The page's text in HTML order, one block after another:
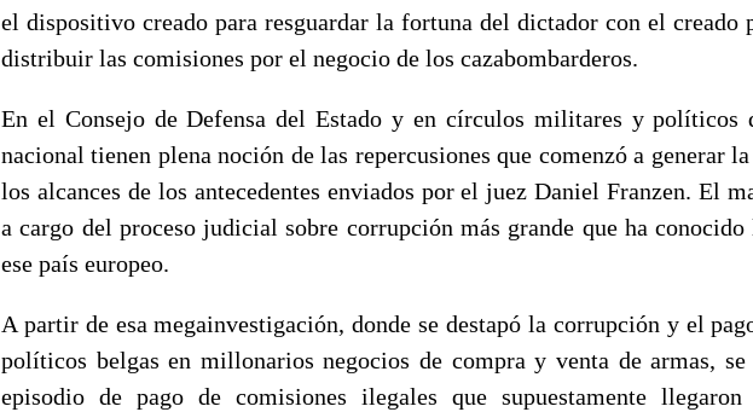
el dispositivo creado para resguardar la fortuna del dictador con el creado
distribuir las comisiones por el negocio de los cazabombarderos.
En el Consejo de Defensa del Estado y en círculos militares y políticos
nacional tienen plena noción de las repercusiones que comenzó a generar
los alcances de los antecedentes enviados por el juez Daniel Franzen. El
a cargo del proceso judicial sobre corrupción más grande que ha
ese país europeo.
A partir de esa megainvestigación, donde se destapó la corrupción y el
políticos belgas en millonarios negocios de compra y venta de armas, se
episodio de pago de comisiones ilegales que supuestamente